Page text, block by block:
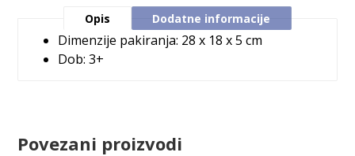
Opis Dodatne informacije
Dimenzije pakiranja: 28 x 18 x 5 cm
Dob: 3+
Povezani proizvodi